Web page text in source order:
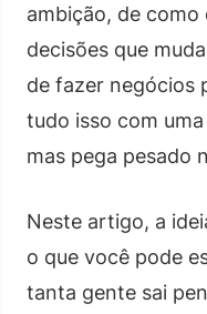
ambição, de como
decisões que
de fazer negócios
tudo isso com
mas pega pesado
Neste artigo, a
o que você pode
tanta gente sai